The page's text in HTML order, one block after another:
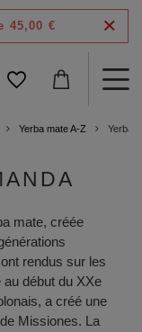
45,00 €
Yerba mate A-Z Yerba
mate, créée
rendus sur les
début du XXe
a créé une
Missiones. La